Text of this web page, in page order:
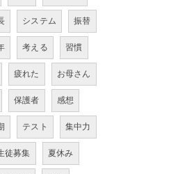
システム 振替
考える 習慣
疲れた お母さん
保護者 感想
テスト 集中力
徒募集 夏休み